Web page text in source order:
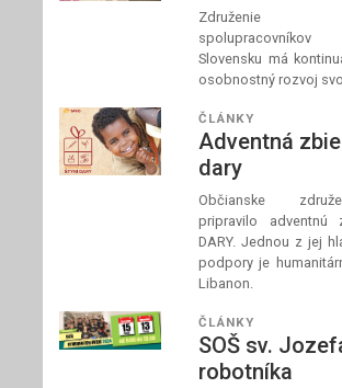
Združenie
Slovensku má
osobnostný rozvoj
ČLÁNKY
Adventná
dary
Občianske
pripravilo adventnú
DARY. Jednou z jej
podpory je
Libanon.
ČLÁNKY
SOŠ sv.
robotníka